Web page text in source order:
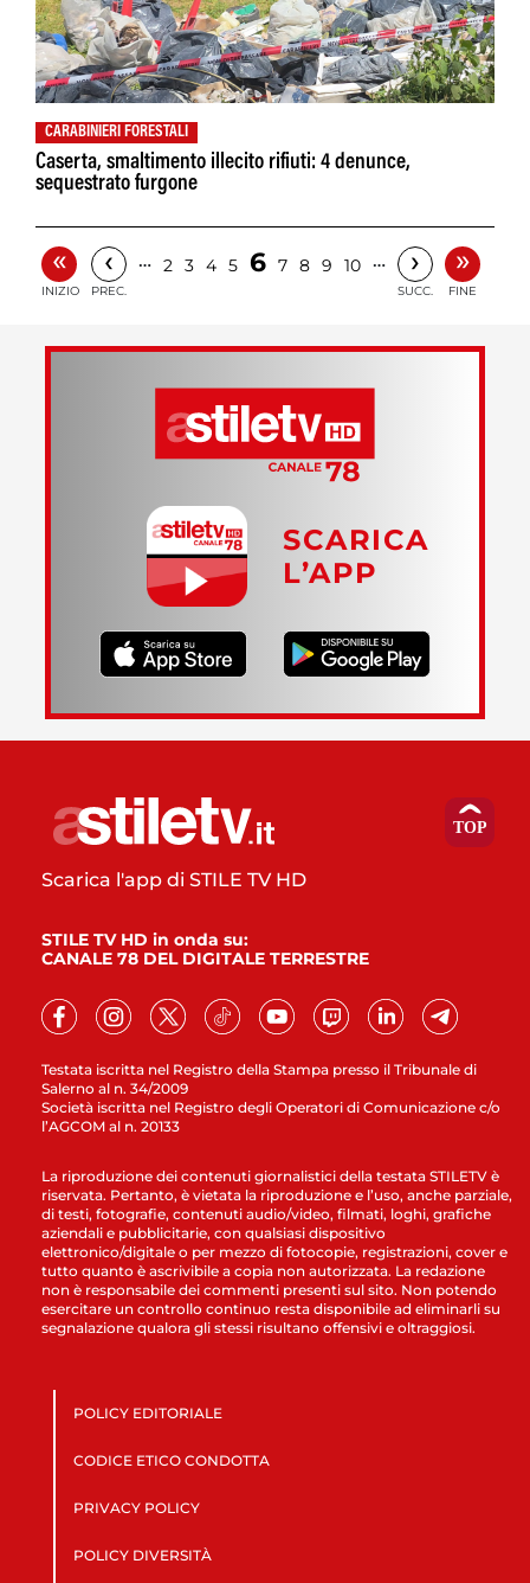
CARABINIERI FORESTALI
Caserta, smaltimento illecito rifiuti: 4 denunce,
sequestrato furgone
«
INIZIO
‹
PREC.
… 2 3 4 5 6 7 8 9 10 … ›
SUCC.
»
FINE
SCARICA
L’APP
Testata iscritta nel Registro della Stampa presso il Tribunale di
Salerno al n. 34/2009
Società iscritta nel Registro degli Operatori di Comunicazione c/o
l’AGCOM al n. 20133
Scarica l'app di STILE TV HD
STILE TV HD in onda su:
CANALE 78 DEL DIGITALE TERRESTRE
La riproduzione dei contenuti giornalistici della testata STILETV è
riservata. Pertanto, è vietata la riproduzione e l’uso, anche parziale,
di testi, fotografie, contenuti audio/video, filmati, loghi, grafiche
aziendali e pubblicitarie, con qualsiasi dispositivo
elettronico/digitale o per mezzo di fotocopie, registrazioni, cover e
tutto quanto è ascrivibile a copia non autorizzata. La redazione
non è responsabile dei commenti presenti sul sito. Non potendo
esercitare un controllo continuo resta disponibile ad eliminarli su
segnalazione qualora gli stessi risultano offensivi e oltraggiosi.
POLICY EDITORIALE
CODICE ETICO CONDOTTA
PRIVACY POLICY
POLICY DIVERSITÀ